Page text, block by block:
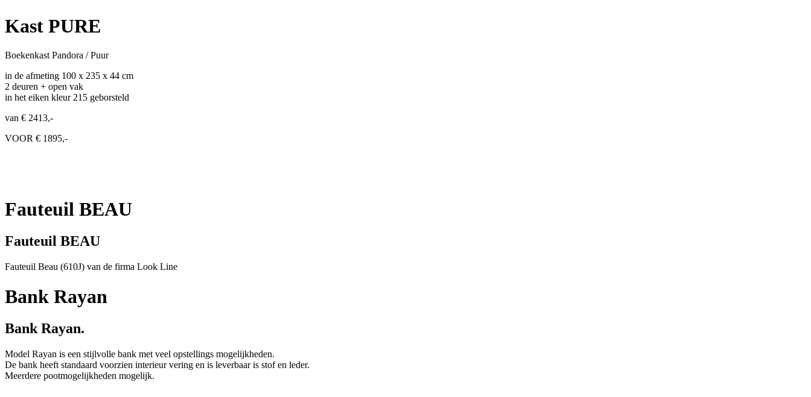
Kast PURE
Boekenkast Pandora / Puur
in de afmeting 100 x 235 x 44 cm
2 deuren + open vak
in het eiken kleur 215 geborsteld
van € 2413,-
VOOR € 1895,-
Fauteuil BEAU
Fauteuil BEAU
Fauteuil Beau (610J) van de firma Look Line
Bank Rayan
Bank Rayan.
Model Rayan is een stijlvolle bank met veel opstellings mogelijkheden.
De bank heeft standaard voorzien interieur vering en is leverbaar is stof en leder.
Meerdere pootmogelijkheden mogelijk.